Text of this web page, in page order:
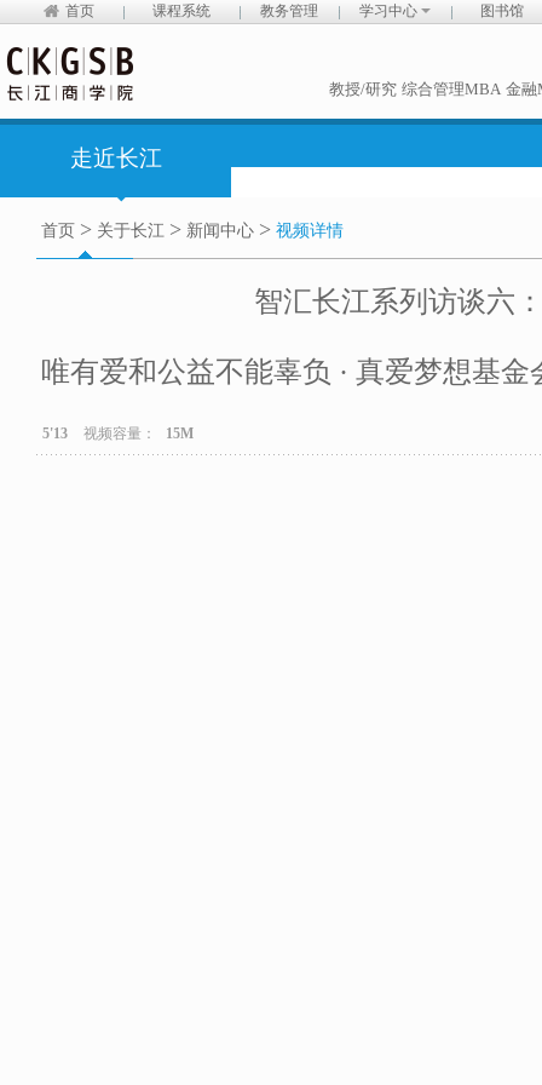
首页 课程系统 教务管理 学习中心 图书馆
教授/研究 综合管理MBA 金融
走近长江
首页 > 关于长江 > 新闻中心 > 视频详情
智汇长江系列访谈六
唯有爱和公益不能辜负 · 真爱梦想基金
5'13 视频容量： 15M